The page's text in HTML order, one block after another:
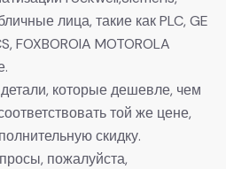
лица, такие как PLC, GE
FOXBOROIA MOTOROLA
которые дешевле, чем
той же цене,
скидку.
пожалуйста,